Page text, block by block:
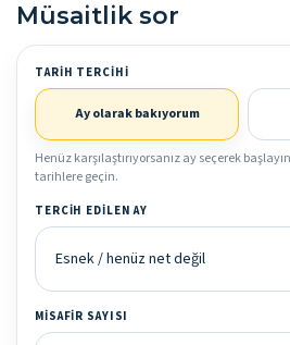
Müsaitlik sor
TARIH TERCIHI
Ay olarak bakıyorum
Henüz karşılaştırıyorsanız ay seçerek
tarihlere geçin.
TERCIH EDILEN AY
MISAFIR SAYISI